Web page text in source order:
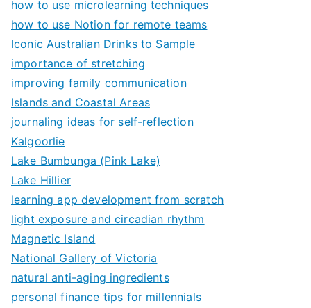
how to use microlearning techniques
how to use Notion for remote teams
Iconic Australian Drinks to Sample
importance of stretching
improving family communication
Islands and Coastal Areas
journaling ideas for self-reflection
Kalgoorlie
Lake Bumbunga (Pink Lake)
Lake Hillier
learning app development from scratch
light exposure and circadian rhythm
Magnetic Island
National Gallery of Victoria
natural anti-aging ingredients
personal finance tips for millennials